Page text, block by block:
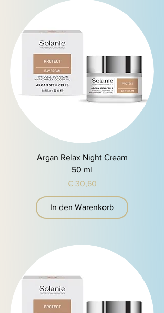
Argan Relax Night Cream
50 ml
Preis
€ 30,60
In den Warenkorb